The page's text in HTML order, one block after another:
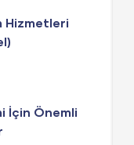
Hizmetleri
İçin Önemli